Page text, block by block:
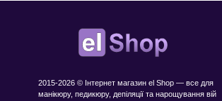
2015-2026 © Інтернет магазин el Shop — все для
манікюру, педикюру, депіляції та нарощування вій